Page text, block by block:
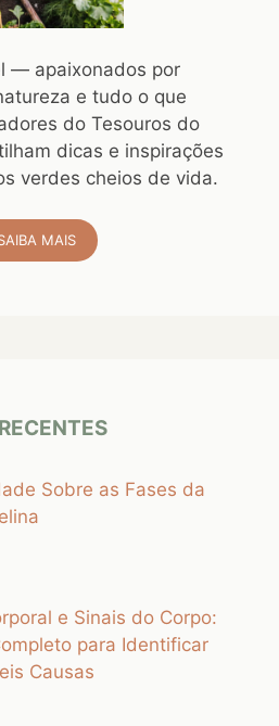
— apaixonados por
e tudo o que
do Tesouros do
dicas e inspirações
verdes cheios de vida.
MAIS
Sobre as Fases da
e Sinais do Corpo:
para Identificar
Causas